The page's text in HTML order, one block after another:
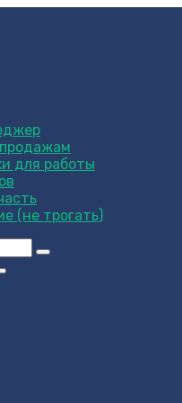
для работы
(не трогать)